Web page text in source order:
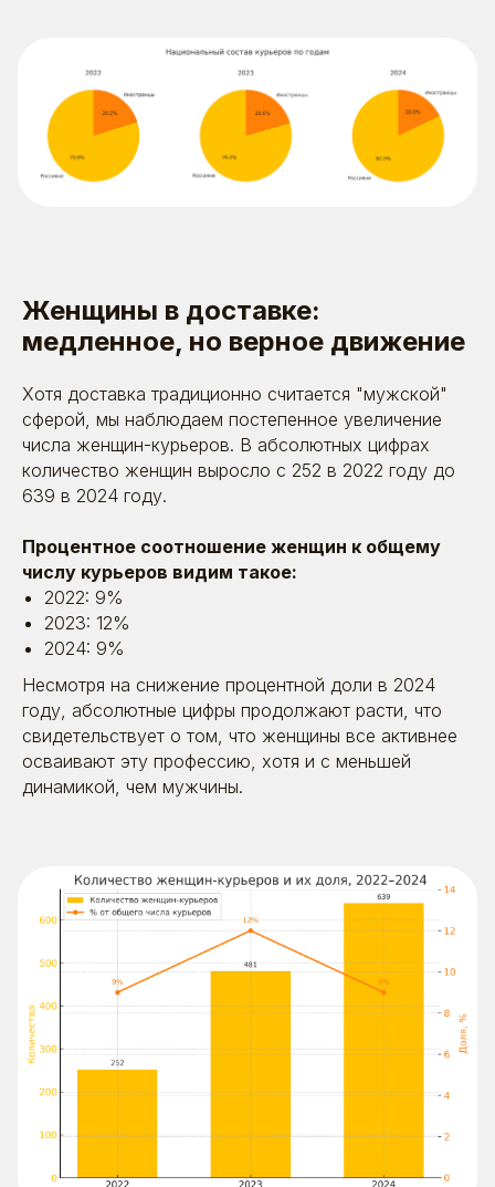
Женщины в доставке:
медленное, но верное движение
Хотя доставка традиционно считается "мужской"
сферой, мы наблюдаем постепенное увеличение
числа женщин-курьеров. В абсолютных цифрах
количество женщин выросло с 252 в 2022 году до
639 в 2024 году.
Процентное соотношение женщин к общему
числу курьеров видим такое:
2022: 9%
2023: 12%
2024: 9%
Несмотря на снижение процентной доли в 2024
году, абсолютные цифры продолжают расти, что
свидетельствует о том, что женщины все активнее
осваивают эту профессию, хотя и с меньшей
динамикой, чем мужчины.